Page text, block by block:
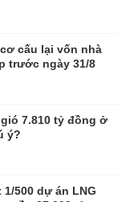
cấu lại vốn nhà
trước ngày 31/8
7.810 tỷ đồng ở
ý?
500 dự án LNG